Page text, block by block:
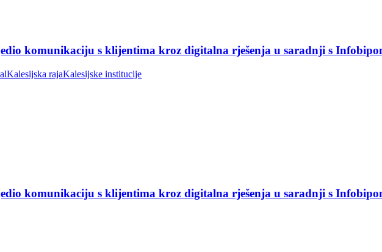
komunikaciju s klijentima kroz digitalna rješenja u saradnji s
Kalesijska rajaKalesijske institucije
komunikaciju s klijentima kroz digitalna rješenja u saradnji s